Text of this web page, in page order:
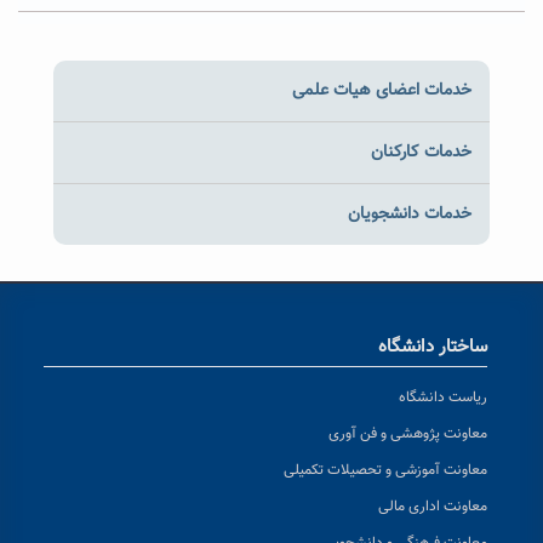
خدمات اعضای هیات علمی
خدمات کارکنان
خدمات دانشجویان
ساختار دانشگاه
ریاست دانشگاه
معاونت پژوهشی و فن آوری
معاونت آموزشی و تحصیلات تکمیلی
معاونت اداری مالی